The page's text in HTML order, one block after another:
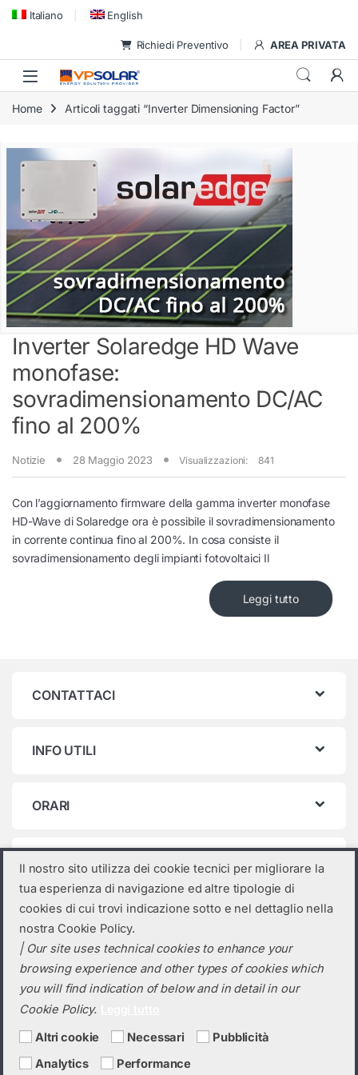
Skip to navigation
Skip to content
Italiano English
Richiedi Preventivo AREA PRIVATA
Home Articoli taggati “Inverter Dimensioning Factor”
Inverter Solaredge HD Wave
monofase:
sovradimensionamento DC/AC
fino al 200%
Notizie 28 Maggio 2023 Visualizzazioni: 841
Con l’aggiornamento firmware della gamma inverter monofase
HD-Wave di Solaredge ora è possibile il sovradimensionamento
in corrente continua fino al 200%. In cosa consiste il
sovradimensionamento degli impianti fotovoltaici Il
Leggi tutto
CONTATTACI
INFO UTILI
ORARI
Categorie prodotto
Seleziona una categoria
Il nostro sito utilizza dei cookie tecnici per migliorare la
tua esperienza di navigazione ed altre tipologie di
cookies di cui trovi indicazione sotto e nel dettaglio nella
nostra Cookie Policy.
| Our site uses technical cookies to enhance your
browsing experience and other types of cookies which
you will find indication of below and in detail in our
Cookie Policy.
Altri cookie Necessari
Pubblicità
Analytics
Performance